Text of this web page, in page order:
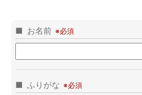
お名前
ふりがな